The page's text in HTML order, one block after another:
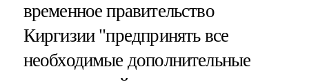
временное правительство
Киргизии "предпринять все
необходимые дополнительные